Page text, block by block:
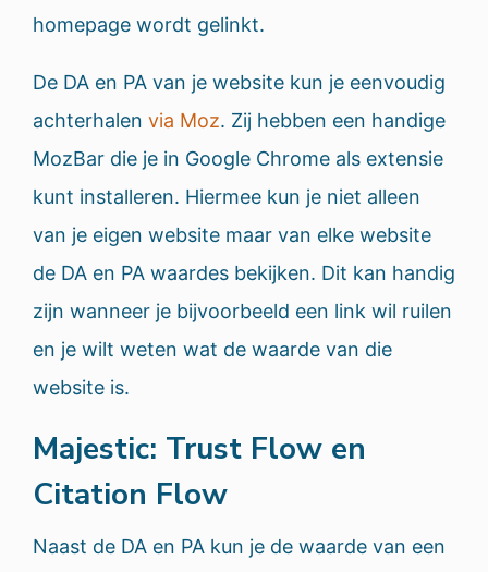
homepage wordt gelinkt.
De DA en PA van je website kun je eenvoudig
achterhalen via Moz. Zij hebben een handige
MozBar die je in Google Chrome als extensie
kunt installeren. Hiermee kun je niet alleen
van je eigen website maar van elke website
de DA en PA waardes bekijken. Dit kan handig
zijn wanneer je bijvoorbeeld een link wil ruilen
en je wilt weten wat de waarde van die
website is.
Majestic: Trust Flow en
Citation Flow
Naast de DA en PA kun je de waarde van een